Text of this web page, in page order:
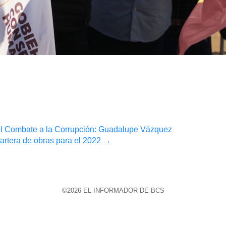
a la Corrupción: Guadalupe Vázquez
de obras para el 2022 →
©2026 EL INFORMADOR DE BCS